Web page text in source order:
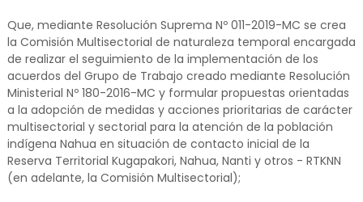
Que, mediante Resolución Suprema Nº 011-2019-MC se crea
la Comisión Multisectorial de naturaleza temporal encargada
de realizar el seguimiento de la implementación de los
acuerdos del Grupo de Trabajo creado mediante Resolución
Ministerial Nº 180-2016-MC y formular propuestas orientadas
a la adopción de medidas y acciones prioritarias de carácter
multisectorial y sectorial para la atención de la población
indígena Nahua en situación de contacto inicial de la
Reserva Territorial Kugapakori, Nahua, Nanti y otros - RTKNN
(en adelante, la Comisión Multisectorial);